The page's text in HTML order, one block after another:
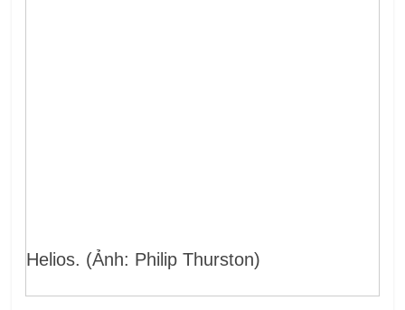
Helios. (Ảnh: Philip Thurston)